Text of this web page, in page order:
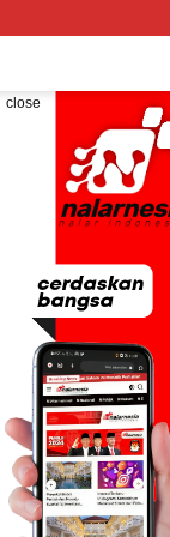
Apartemen
close